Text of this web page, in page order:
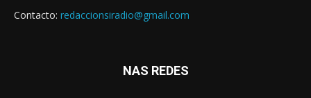
Contacto: redaccionsiradio@gmail.com
NAS REDES